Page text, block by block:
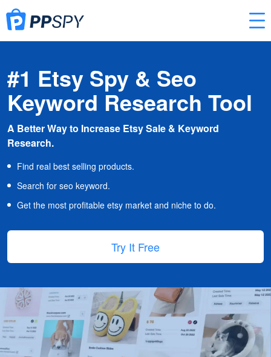
#1 Etsy Spy & Seo
Keyword Research Tool
A Better Way to Increase Etsy Sale & Keyword
Research.
Find real best selling products.
Search for seo keyword.
Get the most profitable etsy market and niche to do.
Try It Free